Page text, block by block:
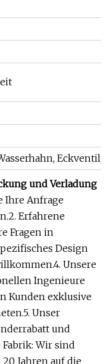
und Verladung
Ihre Anfrage
Erfahrene
Fragen in
Design
Unsere
Ingenieure
Kunden exklusive
Unser
und
Wir sind
Jahren auf die